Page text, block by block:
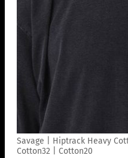
Savage | Hiptrack Heavy
Cotton32 | Cotton20